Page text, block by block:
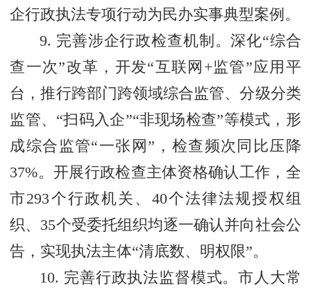
企行政执法专项行动为民办实事典型案例。
9. 完善涉企行政检查机制。深化“综合
查一次”改革，开发“互联网+监管”应用平
台，推行跨部门跨领域综合监管、分级分类
监管、“扫码入企”“非现场检查”等模式，形
成综合监管“一张网”，检查频次同比压降
37%。开展行政检查主体资格确认工作，全
市293个行政机关、40个法律法规授权组
织、35个受委托组织均逐一确认并向社会公
告，实现执法主体“清底数、明权限”。
10. 完善行政执法监督模式。市人大常